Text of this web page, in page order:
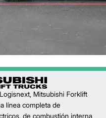
Mitsubishi Forklift
línea completa de
de combustión interna